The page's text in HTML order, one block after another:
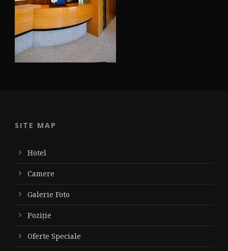
SITE MAP
Hotel
Camere
Galerie Foto
Poziție
Oferte Speciale